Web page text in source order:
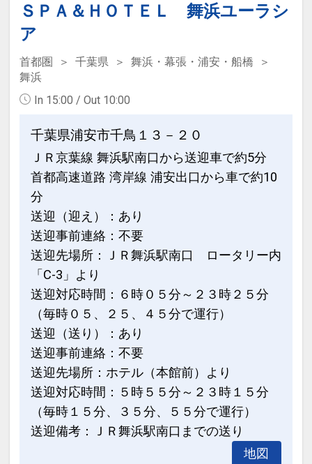
ＳＰＡ＆ＨＯＴＥＬ 舞浜ユーラシ
ア
首都圏 千葉県
舞浜・幕張・浦安・船橋
舞浜
In 15:00 / Out 10:00
千葉県浦安市千鳥１３－２０
ＪＲ京葉線 舞浜駅南口から送迎車で約5分
首都高速道路 湾岸線 浦安出口から車で約10
分
送迎（迎え）：あり
送迎事前連絡：不要
送迎先場所：ＪＲ舞浜駅南口 ロータリー内
「C-3」より
送迎対応時間：６時０５分～２３時２５分
（毎時０５、２５、４５分で運行）
送迎（送り）：あり
送迎事前連絡：不要
送迎先場所：ホテル（本館前）より
送迎対応時間：５時５５分～２３時１５分
（毎時１５分、３５分、５５分で運行）
送迎備考：ＪＲ舞浜駅南口までの送り
地図